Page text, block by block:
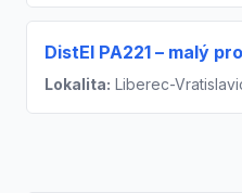
DistEl PA221 – malý
Lokalita: Liberec-